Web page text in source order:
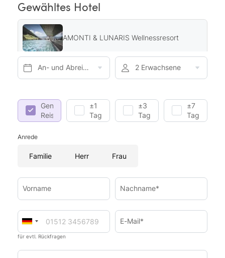
An- und Abreise* 2 Erwachsene
Genaue
Reisedaten
±1
Tag
±3
Tage
±7
Tage
Anrede
Familie Herr Frau
Vorname Nachname*
für evtl. Rückfragen
E-Mail*
Gewähltes Hotel
AMONTI & LUNARIS Wellnessresort